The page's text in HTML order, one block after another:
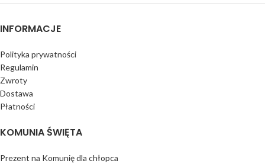
INFORMACJE
Polityka prywatności
Regulamin
Zwroty
Dostawa
Płatności
KOMUNIA ŚWIĘTA
Prezent na Komunię dla chłopca